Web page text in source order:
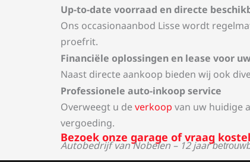
Up-to-date voorraad en directe
Ons occasionaanbod Lisse wordt
proefrit.
Financiële oplossingen en lease voor
Naast directe aankoop bieden wij ook
Professionele auto-inkoop service
Overweegt u de verkoop van uw huidige
vergoeding.
Bezoek onze garage of vraag
Autobedrijf van Nobelen – 12 jaar